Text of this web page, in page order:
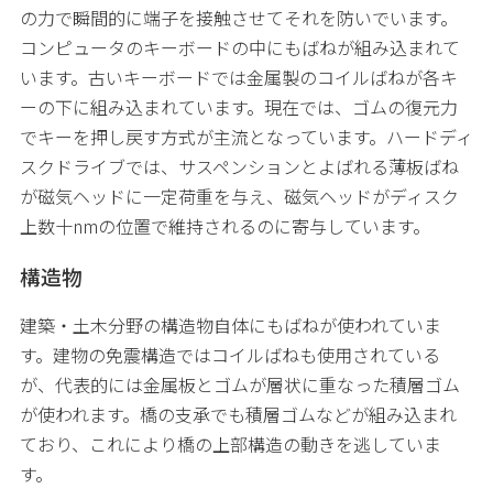
の力で瞬間的に端子を接触させてそれを防いでいます。
コンピュータのキーボードの中にもばねが組み込まれて
います。古いキーボードでは金属製のコイルばねが各キ
ーの下に組み込まれています。現在では、ゴムの復元力
でキーを押し戻す方式が主流となっています。ハードディ
スクドライブでは、サスペンションとよばれる薄板ばね
が磁気ヘッドに一定荷重を与え、磁気ヘッドがディスク
上数十nmの位置で維持されるのに寄与しています。
構造物
建築・土木分野の構造物自体にもばねが使われていま
す。建物の免震構造ではコイルばねも使用されている
が、代表的には金属板とゴムが層状に重なった積層ゴム
が使われます。橋の支承でも積層ゴムなどが組み込まれ
ており、これにより橋の上部構造の動きを逃していま
す。